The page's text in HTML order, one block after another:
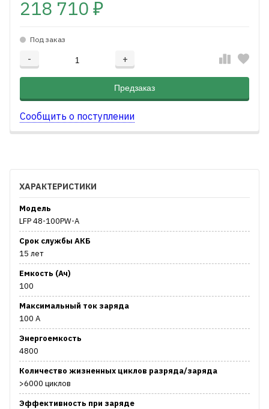
218 710 ₽
Под заказ
- +
Добавляется...
Предзаказ
Добавлен
Сообщить о поступлении
ХАРАКТЕРИСТИКИ
Модель
LFP 48-100PW-A
Срок службы АКБ
15 лет
Емкость (Ач)
100
Максимальный ток заряда
100 А
Энергоемкость
4800
Количество жизненных циклов разряда/заряда
>6000 циклов
Эффективность при заряде